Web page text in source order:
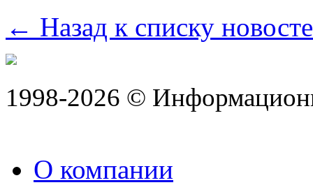
← Назад к списку
1998-2026 ©
О компании